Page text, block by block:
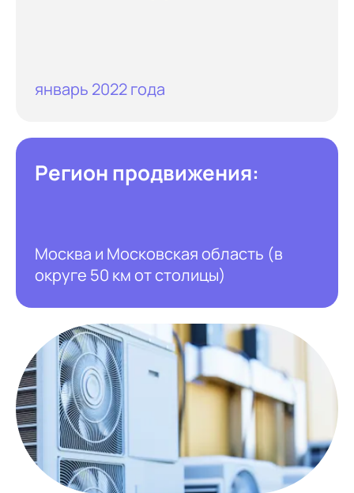
январь 2022 года
Регион продвижения:
Москва и Московская область (в
округе 50 км от столицы)